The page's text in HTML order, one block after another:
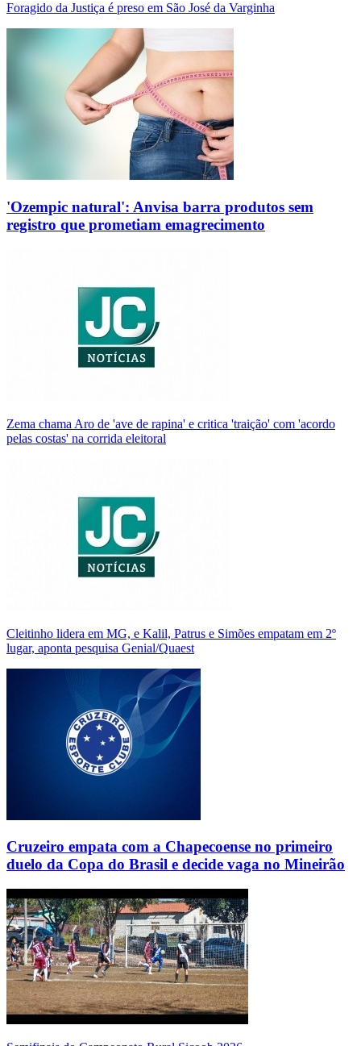
Foragido da Justiça é preso em São José da Varginha
'Ozempic natural': Anvisa barra produtos sem
registro que prometiam emagrecimento
Zema chama Aro de 'ave de rapina' e critica 'traição' com 'acordo
pelas costas' na corrida eleitoral
Cleitinho lidera em MG, e Kalil, Patrus e Simões empatam em 2º
lugar, aponta pesquisa Genial/Quaest
Cruzeiro empata com a Chapecoense no primeiro
duelo da Copa do Brasil e decide vaga no Mineirão